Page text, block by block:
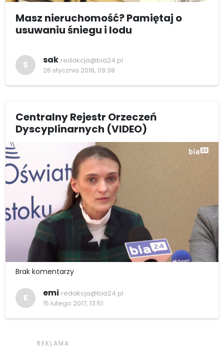
Masz nieruchomość? Pamiętaj o
usuwaniu śniegu i lodu
S sak redakcja@bia24.pl
26 stycznia 2018, 09:38
Centralny Rejestr Orzeczeń
Dyscyplinarnych (VIDEO)
Brak komentarzy
E emi redakcja@bia24.pl
15 lutego 2017, 13:51